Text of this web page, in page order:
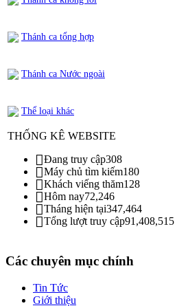
Thánh ca tổng hợp
Thánh ca Nước ngoài
Thể loại khác
THỐNG KÊ WEBSITE
Đang truy cập308
Máy chủ tìm kiếm180
Khách viếng thăm128
Hôm nay72,246
Tháng hiện tại347,464
Tổng lượt truy cập91,408,515
Các chuyên mục chính
Tin Tức
Giới thiệu